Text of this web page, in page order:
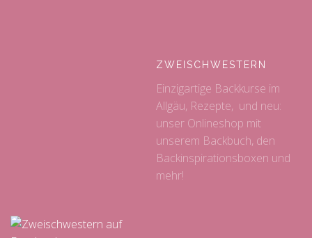
ZWEISCHWESTERN
Einzigartige Backkurse im
Allgäu, Rezepte, und neu:
unser Onlineshop mit
unserem Backbuch, den
Backinspirationsboxen und
mehr!